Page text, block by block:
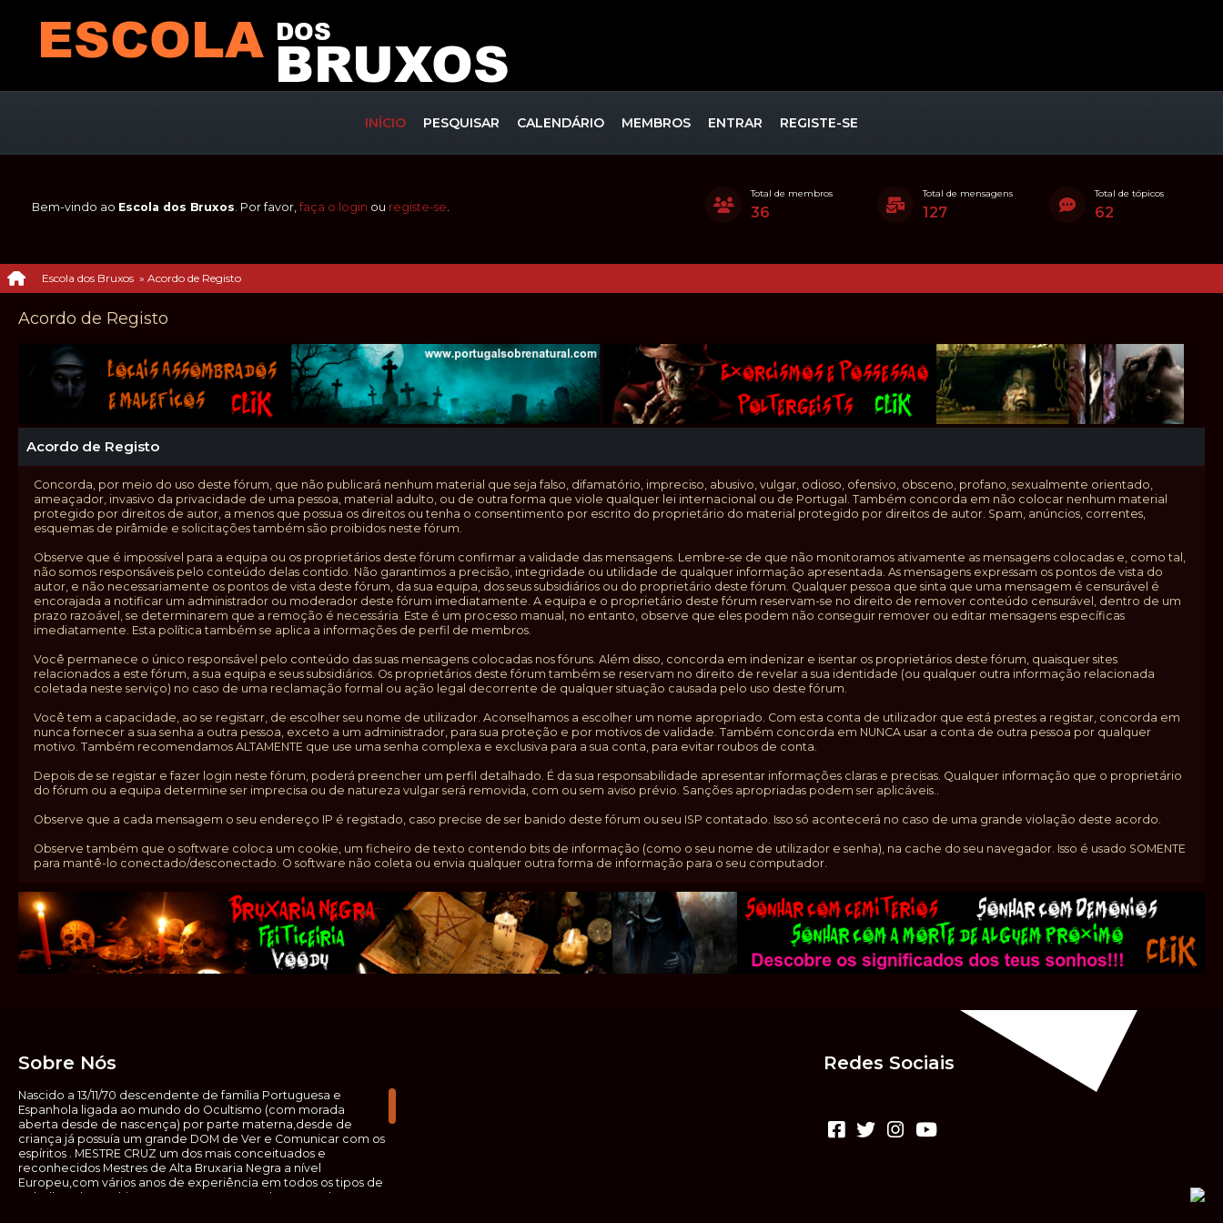
INÍCIO PESQUISAR CALENDÁRIO MEMBROS ENTRAR REGISTE-SE
Bem-vindo ao Escola dos Bruxos. Por favor, faça o login ou registe-se.
Total de membros
36
Total de mensagens
127
Total de tópicos
62
Escola dos Bruxos » Acordo de Registo
Acordo de Registo
Acordo de Registo
Concorda, por meio do uso deste fórum, que não publicará nenhum material que seja falso, difamatório, impreciso, abusivo, vulgar, odioso, ofensivo, obsceno, profano, sexualmente orientado,
ameaçador, invasivo da privacidade de uma pessoa, material adulto, ou de outra forma que viole qualquer lei internacional ou de Portugal. Também concorda em não colocar nenhum material
protegido por direitos de autor, a menos que possua os direitos ou tenha o consentimento por escrito do proprietário do material protegido por direitos de autor. Spam, anúncios, correntes,
esquemas de pirâmide e solicitações também são proibidos neste fórum.
Observe que é impossível para a equipa ou os proprietários deste fórum confirmar a validade das mensagens. Lembre-se de que não monitoramos ativamente as mensagens colocadas e, como tal,
não somos responsáveis pelo conteúdo delas contido. Não garantimos a precisão, integridade ou utilidade de qualquer informação apresentada. As mensagens expressam os pontos de vista do
autor, e não necessariamente os pontos de vista deste fórum, da sua equipa, dos seus subsidiários ou do proprietário deste fórum. Qualquer pessoa que sinta que uma mensagem é censurável é
encorajada a notificar um administrador ou moderador deste fórum imediatamente. A equipa e o proprietário deste fórum reservam-se no direito de remover conteúdo censurável, dentro de um
prazo razoável, se determinarem que a remoção é necessária. Este é um processo manual, no entanto, observe que eles podem não conseguir remover ou editar mensagens específicas
imediatamente. Esta política também se aplica a informações de perfil de membros.
Você permanece o único responsável pelo conteúdo das suas mensagens colocadas nos fóruns. Além disso, concorda em indenizar e isentar os proprietários deste fórum, quaisquer sites
relacionados a este fórum, a sua equipa e seus subsidiários. Os proprietários deste fórum também se reservam no direito de revelar a sua identidade (ou qualquer outra informação relacionada
coletada neste serviço) no caso de uma reclamação formal ou ação legal decorrente de qualquer situação causada pelo uso deste fórum.
Você tem a capacidade, ao se registarr, de escolher seu nome de utilizador. Aconselhamos a escolher um nome apropriado. Com esta conta de utilizador que está prestes a registar, concorda em
nunca fornecer a sua senha a outra pessoa, exceto a um administrador, para sua proteção e por motivos de validade. Também concorda em NUNCA usar a conta de outra pessoa por qualquer
motivo. Também recomendamos ALTAMENTE que use uma senha complexa e exclusiva para a sua conta, para evitar roubos de conta.
Depois de se registar e fazer login neste fórum, poderá preencher um perfil detalhado. É da sua responsabilidade apresentar informações claras e precisas. Qualquer informação que o proprietário
do fórum ou a equipa determine ser imprecisa ou de natureza vulgar será removida, com ou sem aviso prévio. Sanções apropriadas podem ser aplicáveis..
Observe que a cada mensagem o seu endereço IP é registado, caso precise de ser banido deste fórum ou seu ISP contatado. Isso só acontecerá no caso de uma grande violação deste acordo.
Observe também que o software coloca um cookie, um ficheiro de texto contendo bits de informação (como o seu nome de utilizador e senha), na cache do seu navegador. Isso é usado SOMENTE
para mantê-lo conectado/desconectado. O software não coleta ou envia qualquer outra forma de informação para o seu computador.
Sobre Nós
Nascido a 13/11/70 descendente de família Portuguesa e
Espanhola ligada ao mundo do Ocultismo (com morada
aberta desde de nascença) por parte materna,desde de
criança já possuía um grande DOM de Ver e Comunicar com os
espíritos . MESTRE CRUZ um dos mais conceituados e
reconhecidos Mestres de Alta Bruxaria Negra a nível
Europeu,com vários anos de experiência em todos os tipos de
trabalhos de Ocultismo. Escreveu os seus saberes ocultos em
Redes Sociais